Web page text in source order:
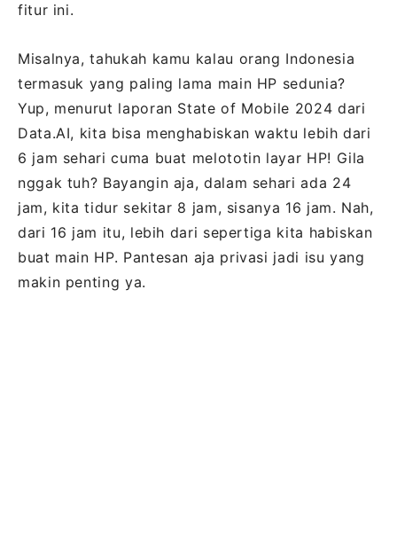
fitur ini.
Misalnya, tahukah kamu kalau orang Indonesia
termasuk yang paling lama main HP sedunia?
Yup, menurut laporan State of Mobile 2024 dari
Data.AI, kita bisa menghabiskan waktu lebih dari
6 jam sehari cuma buat melototin layar HP! Gila
nggak tuh? Bayangin aja, dalam sehari ada 24
jam, kita tidur sekitar 8 jam, sisanya 16 jam. Nah,
dari 16 jam itu, lebih dari sepertiga kita habiskan
buat main HP. Pantesan aja privasi jadi isu yang
makin penting ya.